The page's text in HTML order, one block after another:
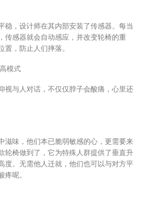
稳，设计师在其内部安装了传感器。每当
传感器就会自动感应，并改变轮椅的重
置，防止人们摔落。
模式
视与人对话，不仅仅脖子会酸痛，心里还
滋味，他们本已脆弱敏感的心，更需要来
轮椅做到了，它为特殊人群提供了垂直升
度。无需他人迁就，他们也可以与对方平
疼呢。